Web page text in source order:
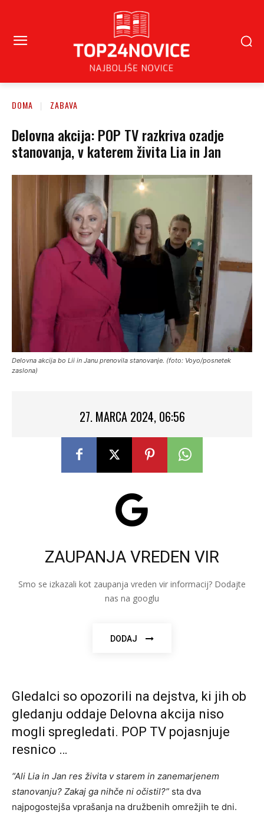
DOMA ZABAVA
Delovna akcija: POP TV razkriva ozadje
stanovanja, v katerem živita Lia in Jan
Delovna akcija bo Lii in Janu prenovila stanovanje. (foto: Voyo/posnetek
zaslona)
27. MARCA 2024, 06:56
ZAUPANJA VREDEN VIR
Smo se izkazali kot zaupanja vreden vir informacij? Dodajte
nas na googlu
DODAJ
Gledalci so opozorili na dejstva, ki jih ob
gledanju oddaje Delovna akcija niso
mogli spregledati. POP TV pojasnjuje
resnico …
“Ali Lia in Jan res živita v starem in zanemarjenem
stanovanju? Zakaj ga nihče ni očistil?” sta dva
najpogostejša vprašanja na družbenih omrežjih te dni.